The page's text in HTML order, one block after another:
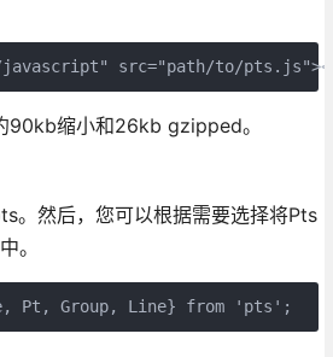
src="path/to/
90kb缩小和26kb gzipped。
。然后，您可以根据需要选择将Pts
。
Pt, Group, Line} from 'pts';